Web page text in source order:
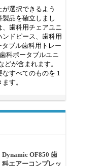
選択できるよう
製品を確立しまし
、歯科用チェアユニ
ンドピース、歯科用
ブル歯科用トレー
科ポータブルユニ
どが含まれます。
すべてのものを 1
す。
Dynamic OF850 歯
科エアーコンプレッ